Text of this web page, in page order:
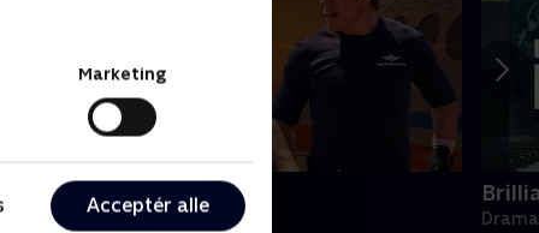
Marketing
Acceptér alle
Luftens læger
• 3 sæsoner